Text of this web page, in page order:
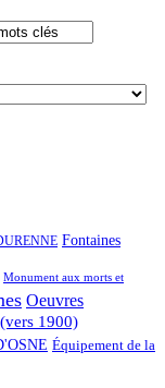
Fontaines
Monument aux morts et
Oeuvres
1900)
Équipement de la